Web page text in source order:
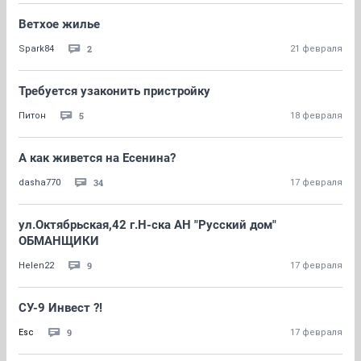
Ветхое жилье
Spark84 2 21 февраля
Требуется узаконить пристройку
Питон 5 18 февраля
А как живется на Есенина?
dasha770 34 17 февраля
ул.Октябрьская,42 г.Н-ска АН "Русский дом"
ОБМАНЩИКИ
Helen22 9 17 февраля
СУ-9 Инвест ?!
Esc 9 17 февраля